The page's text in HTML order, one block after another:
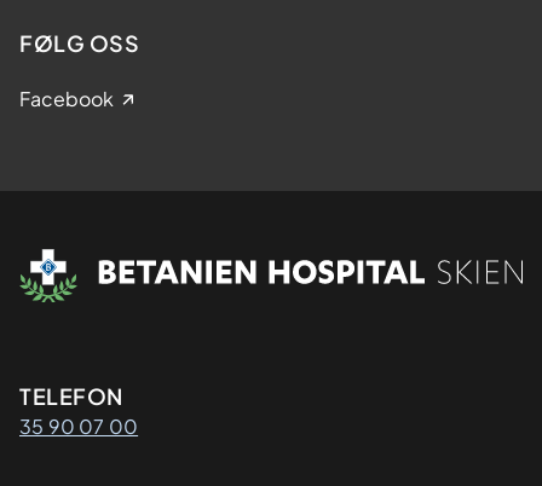
FØLG OSS
Facebook
Kontaktinformasjon
TELEFON
35 90 07 00